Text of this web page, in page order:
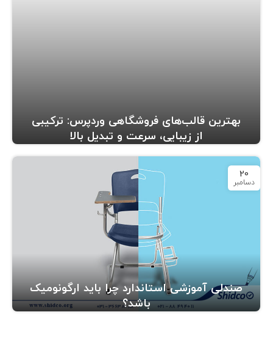
بهترین قالب‌های فروشگاهی وردپرس: ترکیبی
از زیبایی، سرعت و تبدیل بالا
20
دسامبر
صندلی آموزشی استاندارد چرا باید ارگونومیک
باشد؟